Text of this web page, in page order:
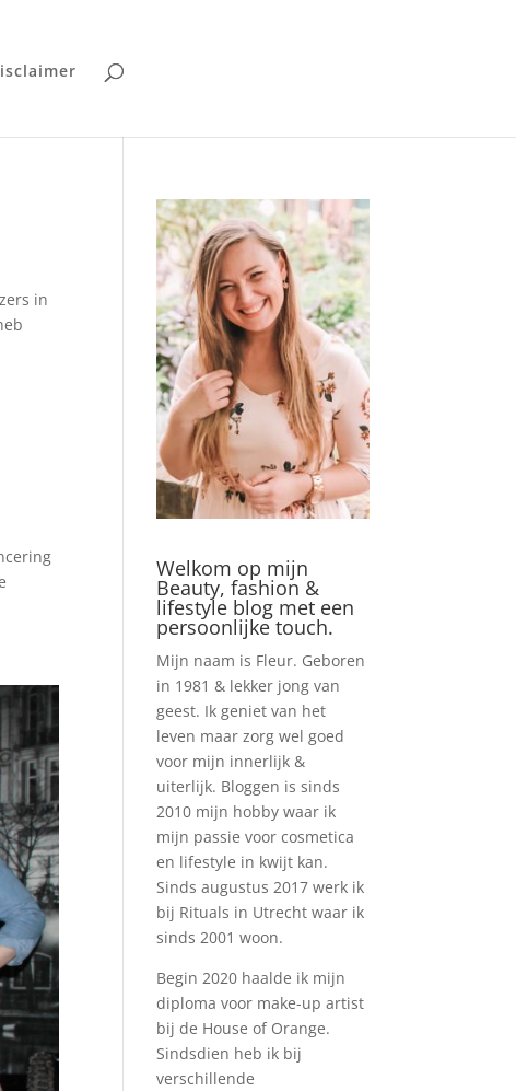
in
Welkom op mijn
Beauty, fashion &
lifestyle blog met een
persoonlijke touch.
Mijn naam is Fleur. Geboren
in 1981 & lekker jong van
geest. Ik geniet van het
leven maar zorg wel goed
voor mijn innerlijk &
uiterlijk. Bloggen is sinds
2010 mijn hobby waar ik
mijn passie voor cosmetica
en lifestyle in kwijt kan.
Sinds augustus 2017 werk ik
bij Rituals in Utrecht waar ik
sinds 2001 woon.
Begin 2020 haalde ik mijn
diploma voor make-up artist
bij de House of Orange.
Sindsdien heb ik bij
verschillende